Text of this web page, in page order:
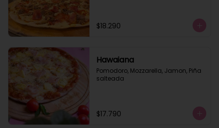
$18.290
Hawaiana
Pomodoro, Mozzarella, Jamon, Piña
salteada
$17.790